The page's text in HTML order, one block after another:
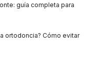
guía completa para
ortodoncia? Cómo evitar